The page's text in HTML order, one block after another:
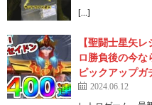
[…]
【聖闘士星矢
ロ勝負後の今
ピックアップガ
2024.06.12